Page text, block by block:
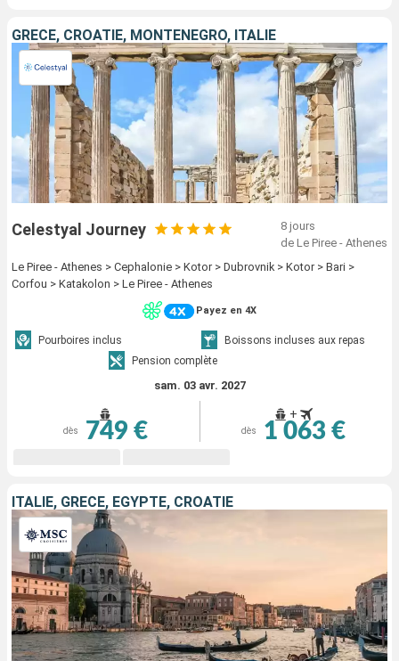
GRÈCE, CROATIE, MONTÉNÉGRO, ITALIE
Celestyal Journey
8 jours
de Le Piree - Athenes
Le Piree - Athenes > Cephalonie > Kotor > Dubrovnik > Kotor > Bari >
Corfou > Katakolon > Le Piree - Athenes
Payez en 4X
Pourboires inclus
Boissons incluses aux repas
Pension complète
sam. 03 avr. 2027
dès 749 €
+
dès 1 063 €
ITALIE, GRÈCE, EGYPTE, CROATIE